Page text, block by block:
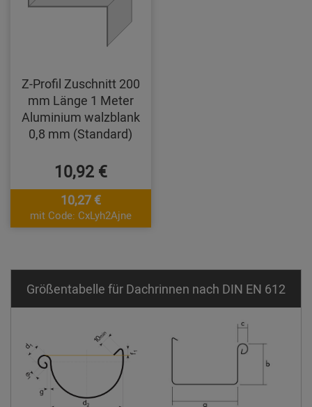
Z-Profil Zuschnitt 200
mm Länge 1 Meter
Aluminium walzblank
0,8 mm (Standard)
10,92 €
10,27 €
mit Code: CxLyh2Ajne
Größentabelle für Dachrinnen nach DIN EN 612